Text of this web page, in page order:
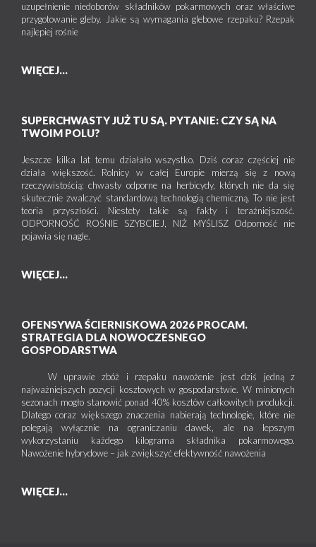
uzupełnienie niedoborów składników pokarmowych oraz właściwe
przygotowanie gleby. Jakie są wymagania glebowe rzepaku? Rzepak
najlepiej rośnie
WIĘCEJ...
SUPERCHWASTY JUŻ TU SĄ. PYTANIE: CZY SĄ NA
TWOIM POLU?
Jeszcze kilka lat temu działało wszystko. Dziś coraz częściej nie
działa większość. Rolnicy w całej Europie mierzą się z nową
rzeczywistością: chwasty odporne na herbicydy, których nie da się
skutecznie zwalczyć standardową technologią chemiczną. To nie jest
teoria przyszłości. Niestety takie są fakty i teraźniejszość.
ODPORNOŚĆ ROŚNIE SZYBCIEJ, NIŻ MYŚLISZ Odporność nie
pojawia się nagle.
WIĘCEJ...
OFENSYWA ŚCIERNISKOWA 2026 PROCAM.
STRATEGIA DLA NOWOCZESNEGO
GOSPODARSTWA
W uprawie zbóż i rzepaku nawożenie jest dziś jedną z
najważniejszych pozycji kosztowych w gospodarstwie. W minionych
sezonach mogło stanowić ponad 40% kosztów całkowitych produkcji.
Dlatego coraz większego znaczenia nabierają technologie, które nie
polegają wyłącznie na ograniczaniu dawek, ale na lepszym
wykorzystaniu każdego kilograma składnika pokarmowego.
Nawożenie hybrydowe – jak zwiększyć efektywność nawożenia
WIĘCEJ...